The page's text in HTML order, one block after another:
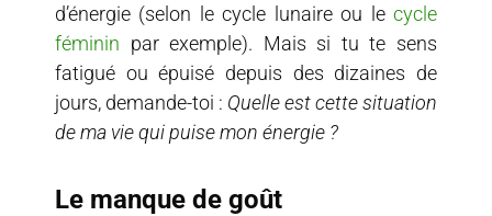
d’énergie (selon le cycle lunaire ou le cycle
féminin par exemple). Mais si tu te sens
fatigué ou épuisé depuis des dizaines de
jours, demande-toi : Quelle est cette situation
de ma viequi puise mon énergie ?
Le manque de goût